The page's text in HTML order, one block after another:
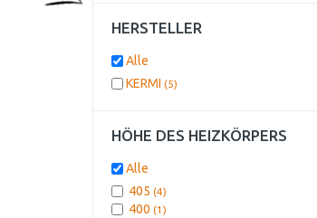
HERSTELLER
Alle
KERMI (5)
HÖHE DES HEIZKÖRPERS
Alle
405 (4)
400 (1)